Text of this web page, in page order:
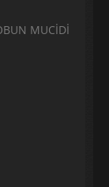
MUCİDİ